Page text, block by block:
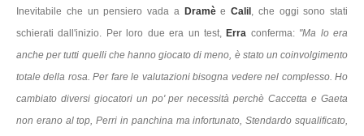
Inevitabile che un pensiero vada a Dramèe Calil , che oggi sono stati
schierati dall'inizio. Per loro due era un test, Erra conferma: "Ma lo era
anche per tutti quelli che hanno giocato di meno, è stato un coinvolgimento
totale della rosa. Per fare le valutazioni bisogna vedere nel complesso. Ho
cambiato diversi giocatori un po' per necessità perchè Caccetta e Gaeta
non erano al top, Perri in panchina ma infortunato, Stendardo squalificato,